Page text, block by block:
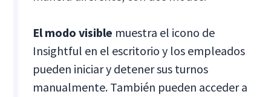
El modo visible muestra el icono de
Insightful en el escritorio y los empleados
pueden iniciar y detener sus turnos
manualmente. También pueden acceder a